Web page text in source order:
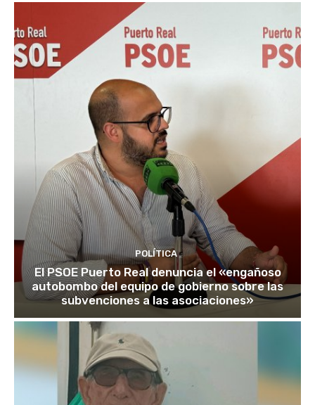
POLÍTICA
El PSOE Puerto Real denuncia el «engañoso
autobombo del equipo de gobierno sobre las
subvenciones a las asociaciones»